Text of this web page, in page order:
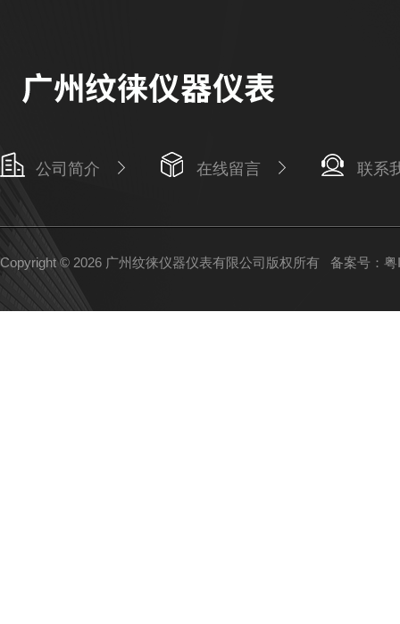
公司简介 在线留言 联系
Copyright © 2026 广州纹徕仪器仪表有限公司版权所有 备案号：